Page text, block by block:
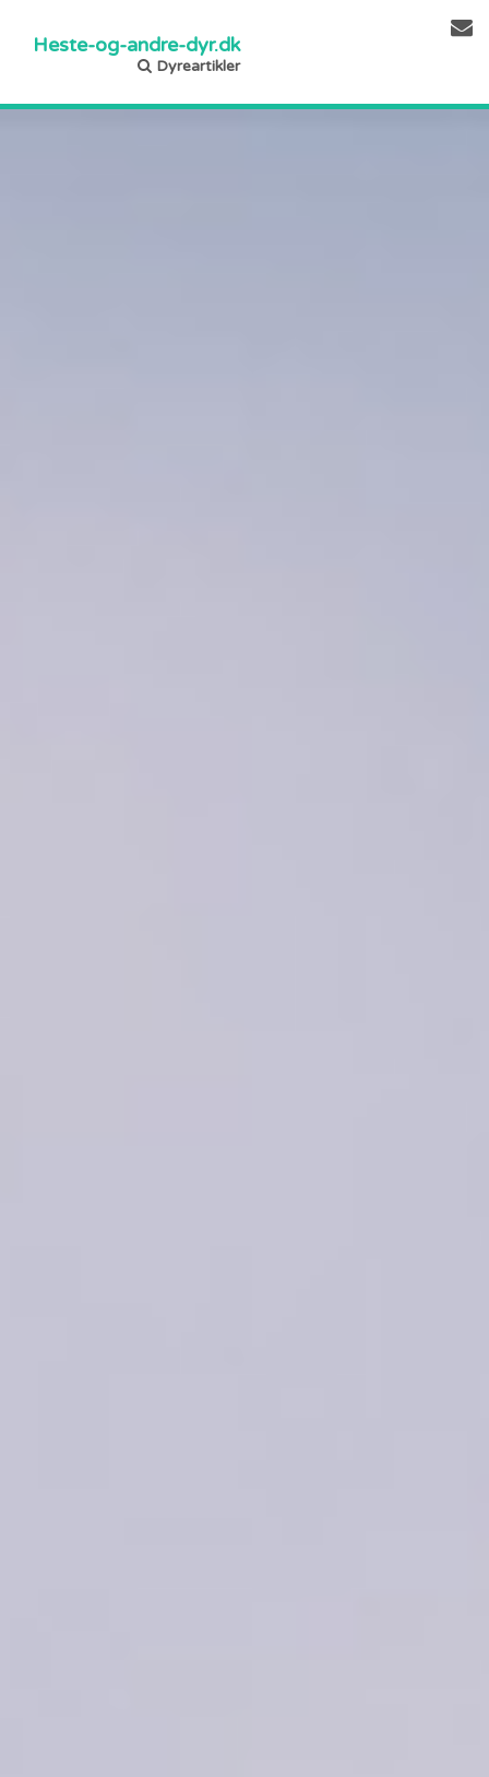
Heste-og-andre-dyr.dk
Dyreartikler